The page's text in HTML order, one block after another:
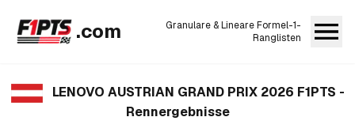
.com
Granulare & Lineare Formel-1-
Ranglisten
LENOVO AUSTRIAN GRAND PRIX 2026 F1PTS -
Rennergebnisse